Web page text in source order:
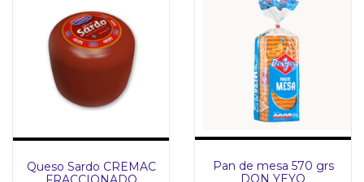
Queso Sardo CREMAC
Pan de mesa 570 grs
DON YEYO